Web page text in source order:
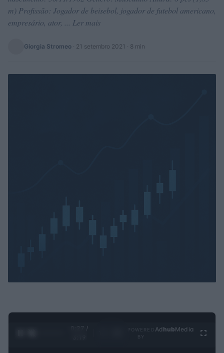
m) Profissão: Jogador de beisebol, jogador de futebol americano,
empresário, ator, ... Ler mais
Giorgia Stromeo · 21 setembro 2021 · 8 min
0:28 /
Ad hubMedia